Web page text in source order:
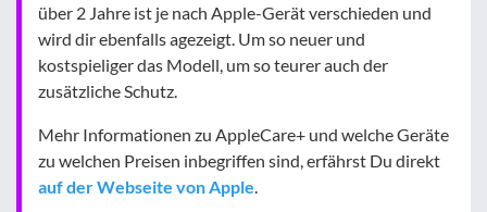
über 2 Jahre ist je nach Apple-Gerät verschieden und
wird dir ebenfalls agezeigt. Um so neuer und
kostspieliger das Modell, um so teurer auch der
zusätzliche Schutz.
Mehr Informationen zu AppleCare+ und welche Geräte
zu welchen Preisen inbegriffen sind, erfährst Du direkt
auf der Webseite von Apple